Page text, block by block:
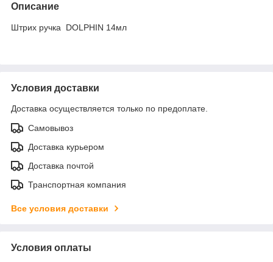
Описание
Штрих ручка DOLPHIN 14мл
Условия доставки
Доставка осуществляется только по предоплате.
Самовывоз
Доставка курьером
Доставка почтой
Транспортная компания
Все условия доставки
Условия оплаты